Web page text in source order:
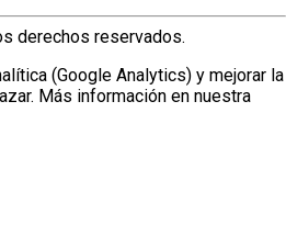
derechos reservados.
(Google Analytics) y mejorar la
Más información en nuestra